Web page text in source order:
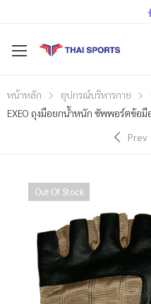
หน้าหลัก อุปกรณ์บริหารกาย
EXEO ถุงมือยกน้ำหนัก ซัพพอร์ตข้อมื
Prev
Out Of Stock